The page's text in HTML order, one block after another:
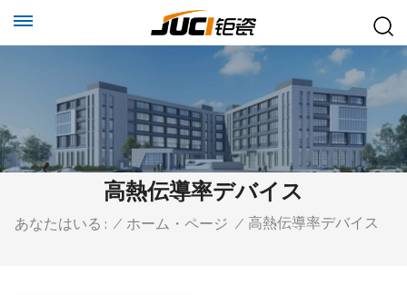
高熱伝導率デバイス
あなたはいる : / ホーム・ページ / 高熱伝導率デバイス